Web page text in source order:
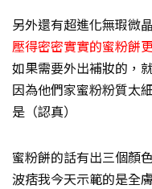
另外還有超進化無瑕微
壓得密密實實的蜜粉餅
如果需要外出補妝的，
因為他們家蜜粉粉質太
是（認真）
蜜粉餅的話有出三個顏
波痞我今天示範的是全